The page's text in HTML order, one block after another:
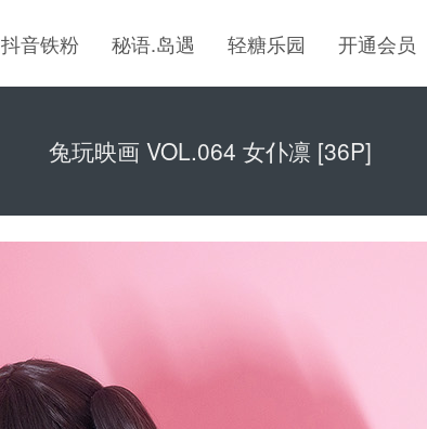
抖音铁粉 秘语.岛遇 轻糖乐园 开通会员
兔玩映画 VOL.064 女仆凛 [36P]